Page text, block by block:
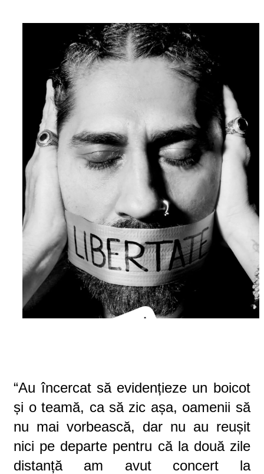
“Au încercat să evidențieze un boicot
și o teamă, ca să zic așa, oamenii să
nu mai vorbească, dar nu au reușit
nici pe departe pentru că la două zile
distanță am avut concert la